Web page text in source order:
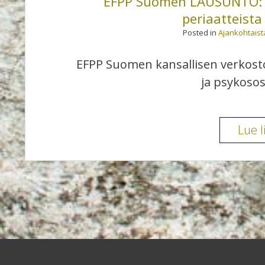
Posted in
EFPP Suomen kansallisen
ja
Lue